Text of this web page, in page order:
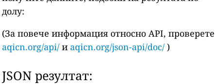
долу:
(За повече информация относно API, проверете
aqicn.org/api/ и aqicn.org/json-api/doc/ )
JSON резултат: